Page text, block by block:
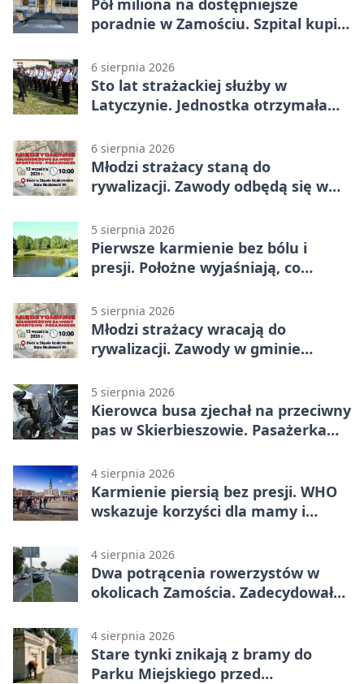
poradnie w Zamościu. Szpital kupi
6 sierpnia 2026
Sto lat strażackiej służby w
Latyczynie. Jednostka otrzymała
6 sierpnia 2026
Młodzi strażacy staną do
rywalizacji. Zawody odbędą się w
5 sierpnia 2026
Pierwsze karmienie bez bólu i
presji. Położne wyjaśniają, co
5 sierpnia 2026
Młodzi strażacy wracają do
rywalizacji. Zawody w gminie
5 sierpnia 2026
Kierowca busa zjechał na przeciwny
pas w Skierbieszowie. Pasażerka
4 sierpnia 2026
Karmienie piersią bez presji. WHO
wskazuje korzyści dla mamy i
4 sierpnia 2026
Dwa potrącenia rowerzystów w
okolicach Zamościa. Zadecydowało
4 sierpnia 2026
Stare tynki znikają z bramy do
Parku Miejskiego przed